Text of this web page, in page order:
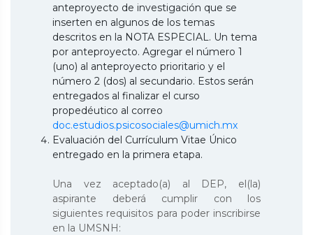
anteproyecto de investigación que se
inserten en algunos de los temas
descritos en la NOTA ESPECIAL. Un tema
por anteproyecto. Agregar el número 1
(uno) al anteproyecto prioritario y el
número 2 (dos) al secundario. Estos serán
entregados al finalizar el curso
propedéutico al correo
doc.estudios.psicosociales@umich.mx
Evaluación del Currículum Vitae Único
entregado en la primera etapa.
Una vez aceptado(a) al DEP, el(la)
aspirante deberá cumplir con los
siguientes requisitos para poder inscribirse
en la UMSNH: